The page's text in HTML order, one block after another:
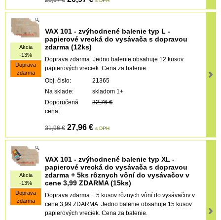
Akcia
-13%
Doprava
zdarma
VAX 101 - zvýhodnené balenie typ L -
papierové vrecká do vysávača s dopravou
zdarma (12ks)
Doprava zdarma. Jedno balenie obsahuje 12 kusov
papierových vreciek. Cena za balenie.
Obj. čislo:
21365
Na sklade:
skladom 1+
Doporučená
cena:
32,76 €
31,96 € 27,96 € s DPH
Akcia
-13%
Doprava
zdarma
VAX 101 - zvýhodnené balenie typ XL -
papierové vrecká do vysávača s dopravou
zdarma + 5ks rôznych vôní do vysávačov v
cene 3,99 ZDARMA (15ks)
Doprava zdarma + 5 kusov rôznych vôní do vysávačov v
cene 3,99 ZDARMA. Jedno balenie obsahuje 15 kusov
papierových vreciek. Cena za balenie.